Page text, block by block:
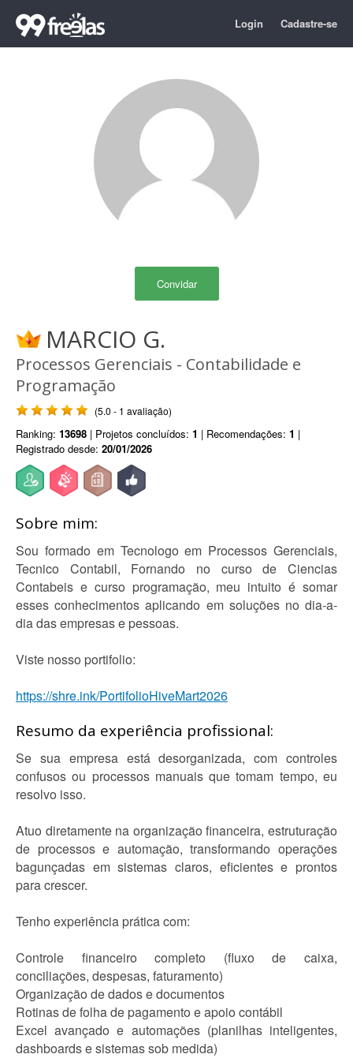
Login Cadastre-se
Convidar
MARCIO G.
Processos Gerenciais - Contabilidade e
Programação
(5.0 - 1 avaliação)
Ranking: 13698 | Projetos concluídos: 1 | Recomendações: 1 |
Registrado desde: 20/01/2026
Sobre mim:
Sou formado em Tecnologo em Processos Gerenciais,
Tecnico Contabil, Fornando no curso de Ciencias
Contabeis e curso programação, meu intuito é somar
esses conhecimentos aplicando em soluções no dia-a-
dia das empresas e pessoas.
Viste nosso portifolio:
https://shre.ink/PortifolioHiveMart2026
Resumo da experiência profissional:
Se sua empresa está desorganizada, com controles
confusos ou processos manuais que tomam tempo, eu
resolvo isso.
Atuo diretamente na organização financeira, estruturação
de processos e automação, transformando operações
bagunçadas em sistemas claros, eficientes e prontos
para crescer.
Tenho experiência prática com:
Controle financeiro completo (fluxo de caixa,
conciliações, despesas, faturamento)
Organização de dados e documentos
Rotinas de folha de pagamento e apoio contábil
Excel avançado e automações (planilhas inteligentes,
dashboards e sistemas sob medida)